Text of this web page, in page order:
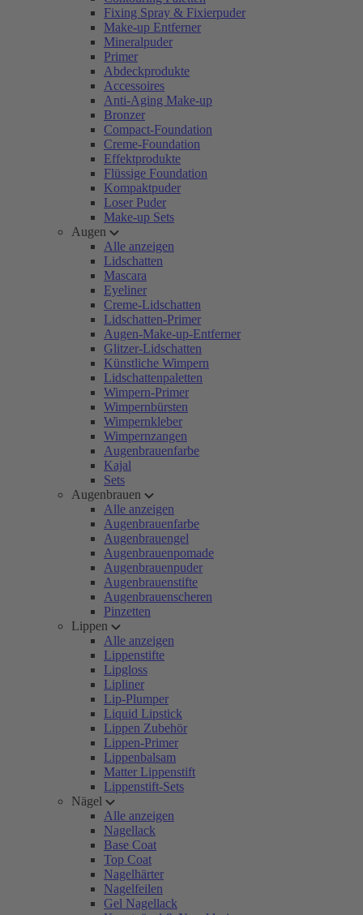
Fixing Spray & Fixierpuder
Make-up Entferner
Mineralpuder
Primer
Abdeckprodukte
Accessoires
Anti-Aging Make-up
Bronzer
Compact-Foundation
Creme-Foundation
Effektprodukte
Flüssige Foundation
Kompaktpuder
Loser Puder
Make-up Sets
Augen
Alle anzeigen
Lidschatten
Mascara
Eyeliner
Creme-Lidschatten
Lidschatten-Primer
Augen-Make-up-Entferner
Glitzer-Lidschatten
Künstliche Wimpern
Lidschattenpaletten
Wimpern-Primer
Wimpernbürsten
Wimpernkleber
Wimpernzangen
Augenbrauenfarbe
Kajal
Sets
Augenbrauen
Alle anzeigen
Augenbrauenfarbe
Augenbrauengel
Augenbrauenpomade
Augenbrauenpuder
Augenbrauenstifte
Augenbrauenscheren
Pinzetten
Lippen
Alle anzeigen
Lippenstifte
Lipgloss
Lipliner
Lip-Plumper
Liquid Lipstick
Lippen Zubehör
Lippen-Primer
Lippenbalsam
Matter Lippenstift
Lippenstift-Sets
Nägel
Alle anzeigen
Nagellack
Base Coat
Top Coat
Nagelhärter
Nagelfeilen
Gel Nagellack